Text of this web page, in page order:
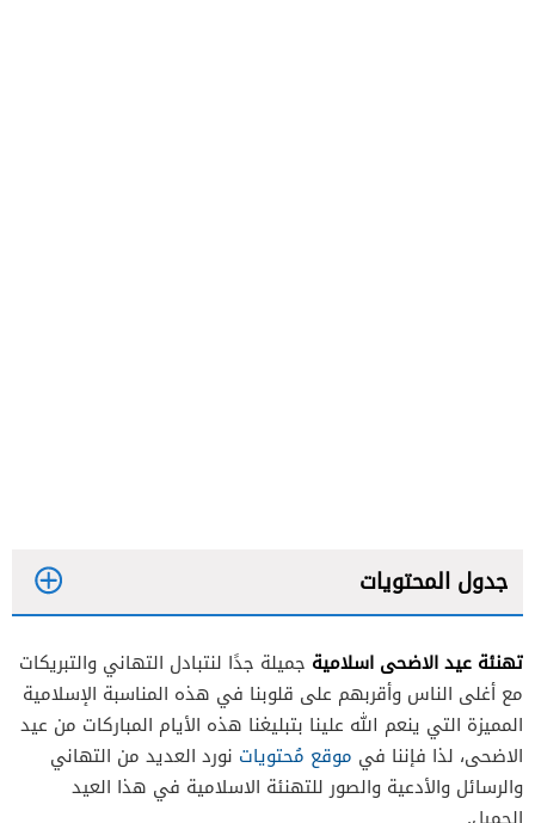
جدول المحتويات
تهنئة عيد الاضحى اسلامية جميلة جدًا لنتبادل التهاني والتبريكات
مع أغلى الناس وأقربهم على قلوبنا في هذه المناسبة الإسلامية
المميزة التي ينعم الله علينا بتبليغنا هذه الأيام المباركات من عيد
الاضحى، لذا فإننا في موقع مُحتويات نورد العديد من التهاني
والرسائل والأدعية والصور للتهنئة الاسلامية في هذا العيد